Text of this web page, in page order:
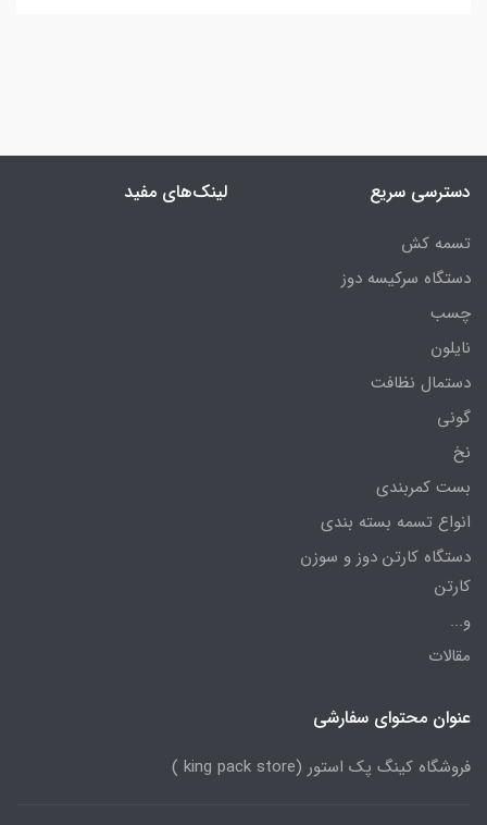
دسترسی سریع
تسمه کش
دستگاه سرکیسه دوز
چسب
نایلون
دستمال نظافت
گونی
نخ
بست کمربندی
انواع تسمه بسته بندی
دستگاه کارتن دوز و سوزن
کارتن
و...
مقالات
لینک‌های مفید
عنوان محتوای سفارشی
فروشگاه کینگ پک استور (king pack store )